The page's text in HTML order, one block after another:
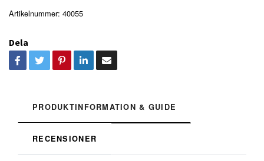
Artikelnummer: 40055
Dela
PRODUKTINFORMATION & GUIDE
RECENSIONER